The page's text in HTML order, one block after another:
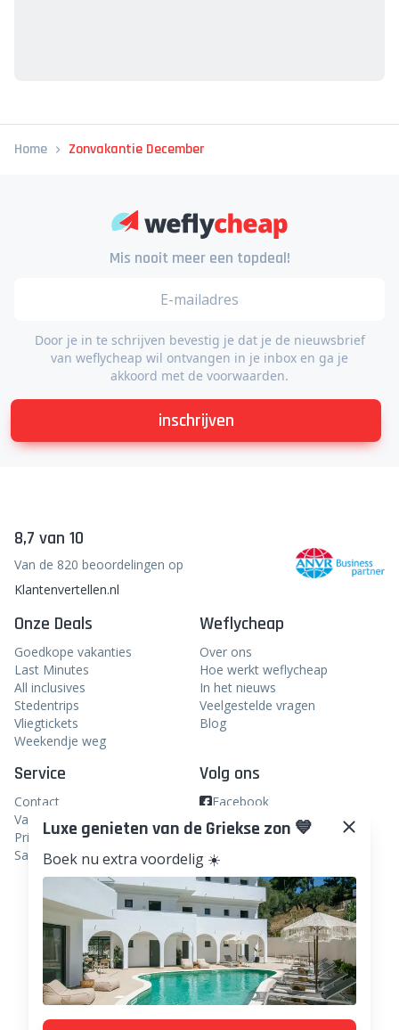
Home Zonvakantie December
Mis nooit meer een topdeal!
Door je in te schrijven bevestig je dat je de nieuwsbrief
van weflycheap wil ontvangen in je inbox en ga je
akkoord met de voorwaarden.
inschrijven
8,7 van 10
Van de 820 beoordelingen op
Klantenvertellen.nl
Onze Deals
Goedkope vakanties
Last Minutes
All inclusives
Stedentrips
Vliegtickets
Weekendje weg
Weflycheap
Over ons
Hoe werkt weflycheap
In het nieuws
Veelgestelde vragen
Blog
Service
Contact
Vacatures
Privacy
Samenwerken
Volg ons
Facebook
Instagram
Linkedin
TikTok
Pinterest
WhatsApp
Luxe genieten van de Griekse zon 💙
Boek nu extra voordelig ☀️